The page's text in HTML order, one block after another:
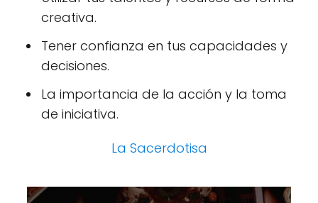
creativa.
Tener confianza en tus capacidades y
decisiones.
La importancia de la acción y la toma
de iniciativa.
La Sacerdotisa